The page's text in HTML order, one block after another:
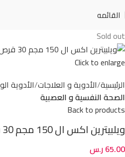
القائمه
Sold out
Click to enlarge
الرئيسية الأدوية و العلاجات الأدوية
الصحة النفسية و العصبية
Back to products
ويلبيترين اكس ال 150 مجم 30 قرص
65.00ر.س